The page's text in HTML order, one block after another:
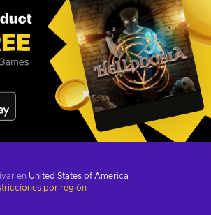
en United States of America
por región